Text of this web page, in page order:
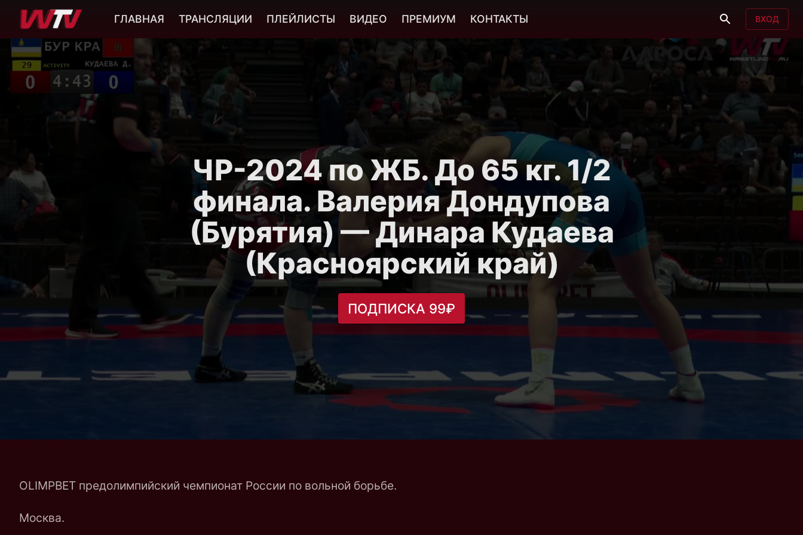
ЧР-2024 по ЖБ. До 65 кг. 1/2
финала. Валерия Дондупова
(Бурятия) — Динара Кудаева
(Красноярский край)
ПОДПИСКА 99₽
OLIMPBET предолимпийский чемпионат России по вольной борьбе.
Москва.
ГЛАВНАЯ ТРАНСЛЯЦИИ ПЛЕЙЛИСТЫ ВИДЕО ПРЕМИУМ КОНТАКТЫ ВХОД